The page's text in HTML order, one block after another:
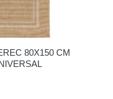
80X150 CM